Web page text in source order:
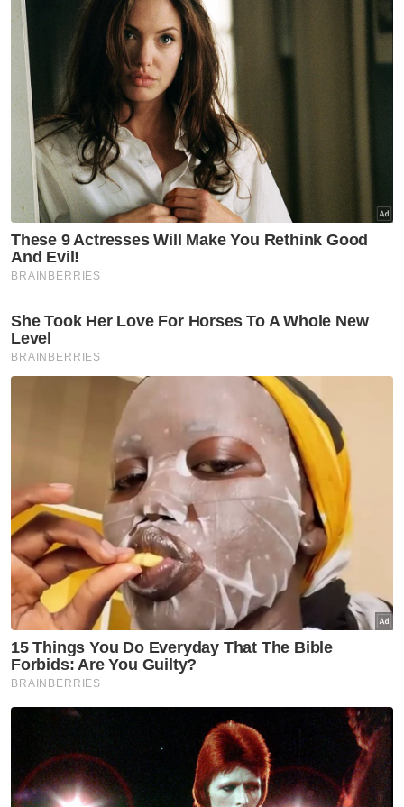
Sebelum ini, seramai 8,909 pemohon
ditawarkan ke MRSM bagi sesi 2025.
Daripada jumlah itu, 7,229 tempat disediakan
bagi kemasukan pelajar ke Tingkatan 1
manakala sebanyak 1,680 tempat disediakan
Asyraf Wajdi turut mengucapkan tahniah
kepada pelajar-pelajar yang berjaya diterima
masuk ke MRSM.
Artikel Berkaitan:
Kes saman Dr Dzulkefly terhadap Asyraf Wajdi
selesai secara baik
Ada kartel kontraktor dalam MRSM - Asyraf Wajdi
Che Ta bayar hutang Mara RM550,000 - Asyraf
Wajdi
Tambahnya, bagi pelajar yang tidak berjaya ia
bukan bermakna mereka tidak pandai atau
kurang cemerlang namun sudah ditakdirkan
tuhan.